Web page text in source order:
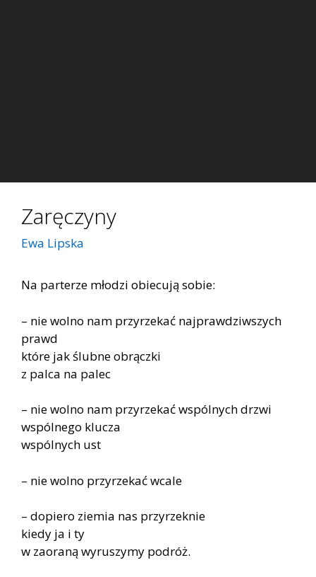
Zaręczyny
Ewa Lipska
Na parterze młodzi obiecują sobie:
– nie wolno nam przyrzekać najprawdziwszych
prawd
które jak ślubne obrączki
z palca na palec
– nie wolno nam przyrzekać wspólnych drzwi
wspólnego klucza
wspólnych ust
– nie wolno przyrzekać wcale
– dopiero ziemia nas przyrzeknie
kiedy ja i ty
w zaoraną wyruszymy podróż.